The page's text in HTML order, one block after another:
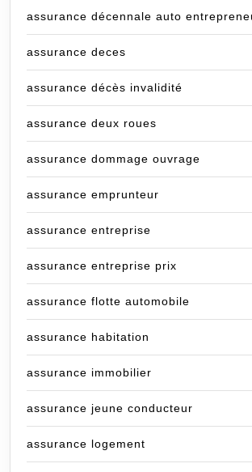
assurance décennale auto
assurance deces
assurance décès invalidité
assurance deux roues
assurance dommage ouvrage
assurance emprunteur
assurance entreprise
assurance entreprise prix
assurance flotte automobile
assurance habitation
assurance immobilier
assurance jeune conducteur
assurance logement